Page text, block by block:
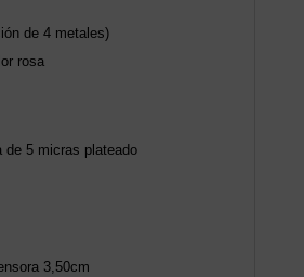
de 4 metales)
rosa
de 5 micras plateado
3,50cm